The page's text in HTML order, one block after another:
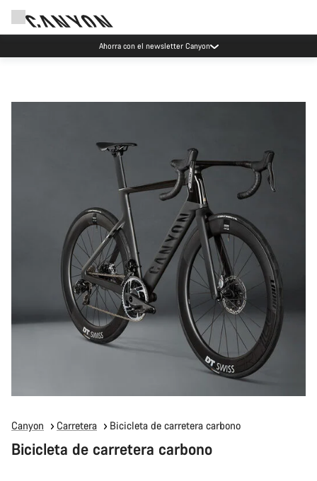
Ahorra con el newsletter Canyon
Canyon Carretera Bicicleta de carretera carbono
Bicicleta de carretera carbono